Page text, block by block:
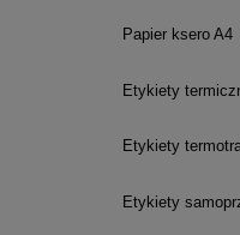
Papier ksero A4
Etykiety
Etykiety
Etykiety